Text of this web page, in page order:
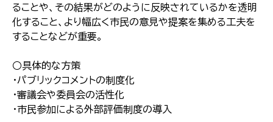
ることや、その結果がどのように反映されているかを透明
化すること、より幅広く市民の意見や提案を集める工夫を
することなどが重要。
○具体的な方策
・パブリックコメントの制度化
・審議会や委員会の活性化
・市民参加による外部評価制度の導入